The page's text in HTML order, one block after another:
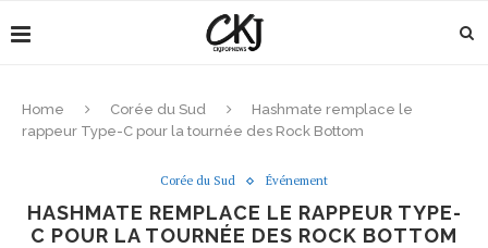
Home Corée du Sud
Hashmate remplace le
rappeur Type-C pour la tournée des Rock Bottom
Corée du Sud Événement
HASHMATE REMPLACE LE RAPPEUR TYPE-
C POUR LA TOURNÉE DES ROCK BOTTOM